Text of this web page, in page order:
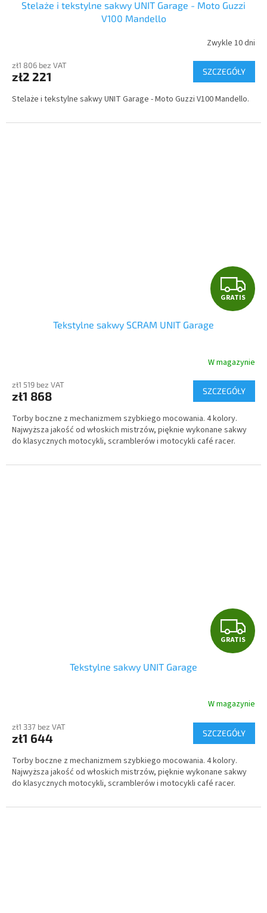
A
T
I
S
Stelaże i tekstylne sakwy UNIT Garage - Moto Guzzi
V100 Mandello
Zwykle 10 dni
zł1 806 bez VAT
zł2 221 SZCZEGÓŁY
Stelaże i tekstylne sakwy UNIT Garage - Moto Guzzi V100 Mandello.
G
R
T
I
S
GRATIS
Tekstylne sakwy SCRAM UNIT Garage
W magazynie
zł1 519 bez VAT
zł1 868 SZCZEGÓŁY
Torby boczne z mechanizmem szybkiego mocowania. 4 kolory.
Najwyższa jakość od włoskich mistrzów, pięknie wykonane sakwy
do klasycznych motocykli, scramblerów i motocykli café racer.
G
R
T
I
S
GRATIS
Tekstylne sakwy UNIT Garage
W magazynie
zł1 337 bez VAT
zł1 644 SZCZEGÓŁY
Torby boczne z mechanizmem szybkiego mocowania. 4 kolory.
Najwyższa jakość od włoskich mistrzów, pięknie wykonane sakwy
do klasycznych motocykli, scramblerów i motocykli café racer.